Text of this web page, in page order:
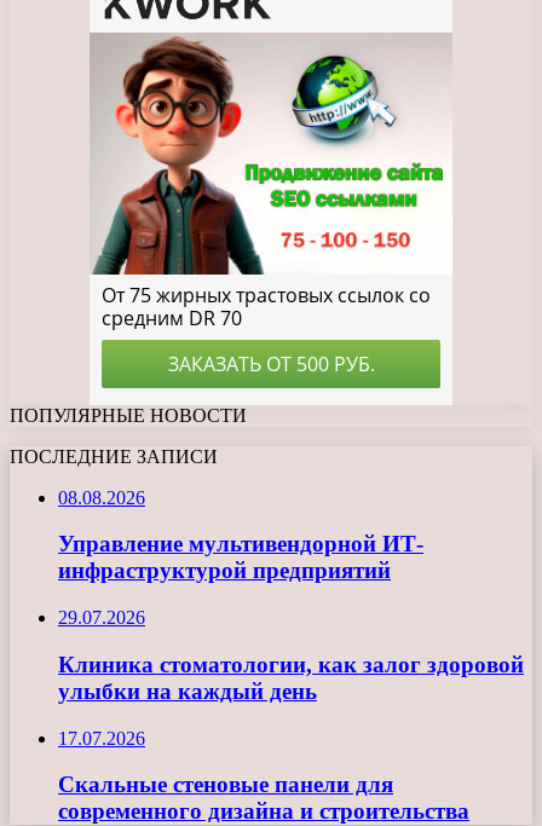
ПОПУЛЯРНЫЕ НОВОСТИ
ПОСЛЕДНИЕ ЗАПИСИ
08.08.2026
Управление мультивендорной ИТ-
инфраструктурой предприятий
29.07.2026
Клиника стоматологии, как залог здоровой
улыбки на каждый день
17.07.2026
Скальные стеновые панели для
современного дизайна и строительства